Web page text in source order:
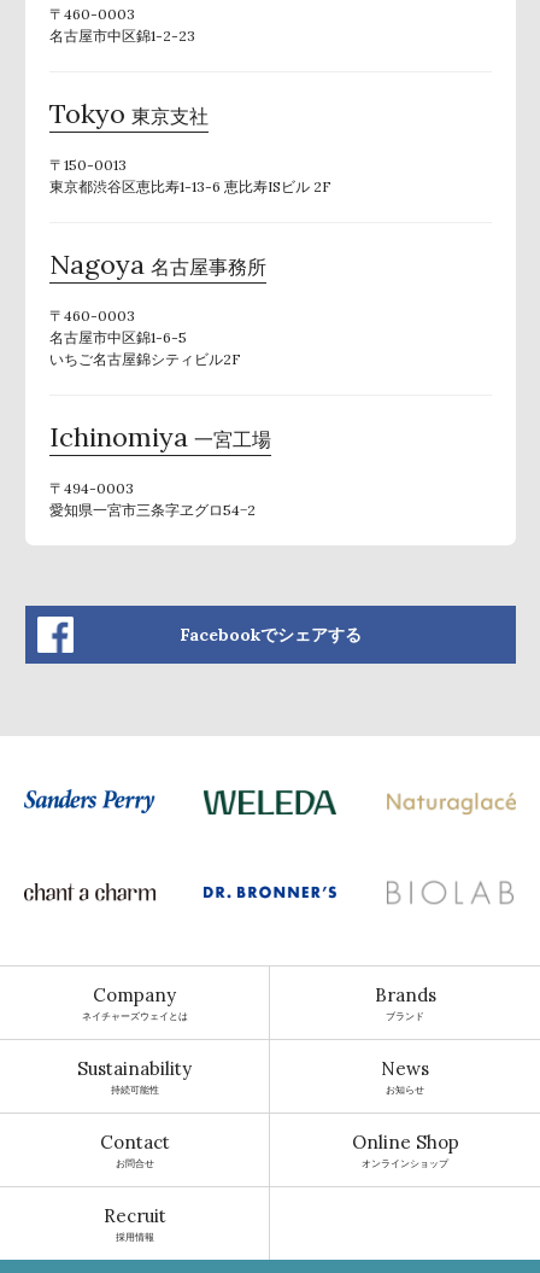
〒460-0003
名古屋市中区錦1-2-23
Tokyo 東京支社
〒150-0013
東京都渋谷区恵比寿1-13-6 恵比寿ISビル 2F
Nagoya 名古屋事務所
〒460-0003
名古屋市中区錦1-6-5
いちご名古屋錦シティビル2F
Ichinomiya 一宮工場
〒494-0003
愛知県一宮市三条字ヱグロ54−2
Facebookでシェアする
Company
ネイチャーズウェイとは
Brands
ブランド
Sustainability
持続可能性
News
お知らせ
Contact
お問合せ
Online Shop
オンラインショップ
Recruit
採用情報